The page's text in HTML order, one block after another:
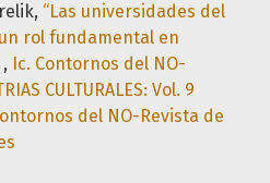
“Las universidades del
rol fundamental en
, Ic. Contornos del NO-
CULTURALES: Vol. 9
del NO-Revista de